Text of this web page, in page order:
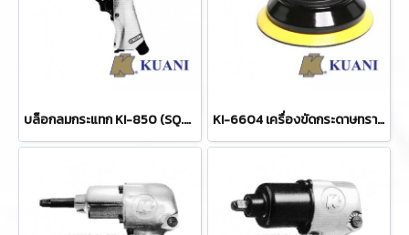
บล็อกลมกระแทก KI-850 (SQ.DR.1/2) KI-6604 เครื่องขัดกระดาษทรายลม 5 นิ้ว / 125 มม. ORBITAL